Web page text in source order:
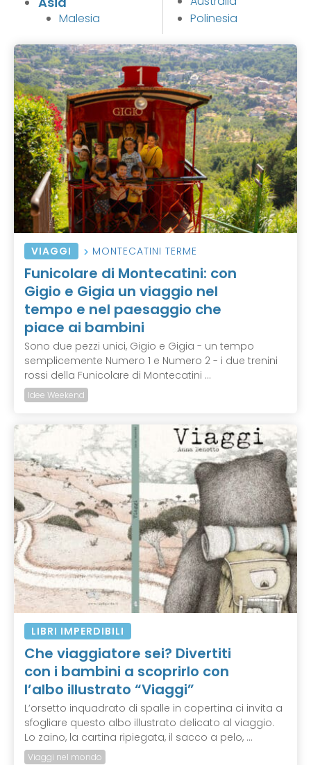
Malesia
Polinesia
VIAGGI MONTECATINI TERME
Funicolare di Montecatini: con
Gigio e Gigia un viaggio nel
tempo e nel paesaggio che
piace ai bambini
Sono due pezzi unici, Gigio e Gigia - un tempo
semplicemente Numero 1 e Numero 2 - i due trenini
rossi della Funicolare di Montecatini ...
Idee Weekend
LIBRI IMPERDIBILI
Che viaggiatore sei? Divertiti
con i bambini a scoprirlo con
l’albo illustrato “Viaggi”
L’orsetto inquadrato di spalle in copertina ci invita a
sfogliare questo albo illustrato delicato al viaggio.
Lo zaino, la cartina ripiegata, il sacco a pelo, ...
Viaggi nel mondo